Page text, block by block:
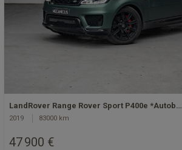
LandRover Range Rover Sport P400e *Autob…
2019 83000 km
47 900 €